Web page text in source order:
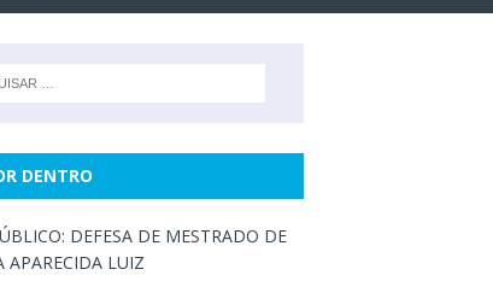
DENTRO
DEFESA DE MESTRADO DE
APARECIDA LUIZ